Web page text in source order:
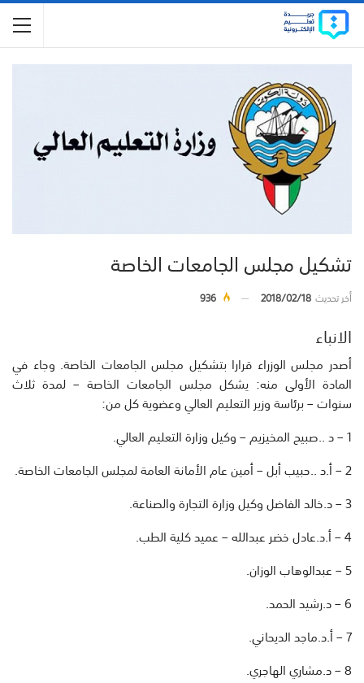
تشكيل مجلس الجامعات الخاصة
أخر تحديث2018/02/18
936
الانباء
أصدر مجلس الوزراء قرارا بتشكيل مجلس الجامعات الخاصة. وجاء في
المادة الأولى منه: يشكل مجلس الجامعات الخاصة – لمدة ثلاث
سنوات – برئاسة وزير التعليم العالي وعضوية كل من:
1 – د ..صبيح المخيزيم – وكيل وزارة التعليم العالي.
2 – أ.د ..حبيب أبل – أمين عام الأمانة العامة لمجلس الجامعات الخاصة.
3 – د.خالد الفاضل وكيل وزارة التجارة والصناعة.
4 – أ.د.عادل خضر عبدالله – عميد كلية الطب.
5 – عبدالوهاب الوزان.
6 – د.رشيد الحمد.
7 – أ.د.ماجد الديحاني.
8 – د.مشاري الهاجري.